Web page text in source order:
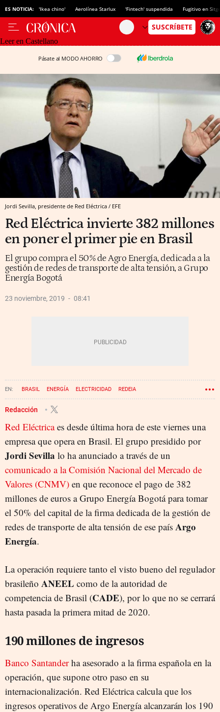
ES NOTICIA: 'Ikea chino' Aerolínea Starlux 'Fintech' suspendida Fugitivo en
Leer en Castellano
Pásate al MODO AHORRO
Jordi Sevilla, presidente de Red Eléctrica / EFE
Red Eléctrica invierte 382 millones
en poner el primer pie en Brasil
El grupo compra el 50% de Agro Energía, dedicada a la
gestión de redes de transporte de alta tensión, a Grupo
Energía Bogotá
23 noviembre, 2019 08:41
BRASIL ENERGÍA ELECTRICIDAD REDEIA
Redacción
Red Eléctricaes desde última hora de este viernes una
empresa que opera en Brasil. El grupo presidido por
Jordi Sevilla lo ha anunciado a través de un
comunicado a la Comisión Nacional del Mercado de
Valores (CNMV) en que reconoce el pago de 382
millones de euros a Grupo Energía Bogotá para tomar
el 50% del capital de la firma dedicada de la gestión de
redes de transporte de alta tensión de ese país Argo
Energía.
La operación requiere tanto el visto bueno del regulador
brasileño ANEEL como de la autoridad de
competencia de Brasil (CADE), por lo que no se cerrará
hasta pasada la primera mitad de 2020.
190 millones de ingresos
Banco Santanderha asesorado a la firma española en la
operación, que supone otro paso en su
internacionalización. Red Eléctrica calcula que los
ingresos operativos de Argo Energía alcanzarán los 190